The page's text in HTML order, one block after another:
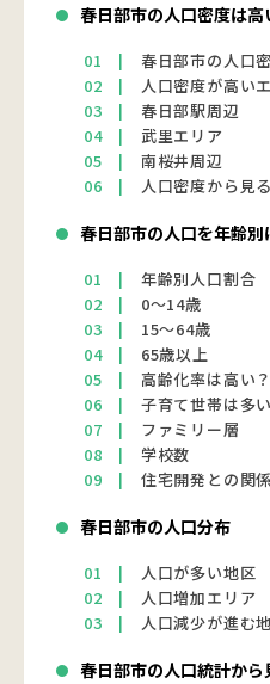
春日部市の人口密度は高
春日部市の人口
人口密度が高い
春日部駅周辺
武里エリア
南桜井周辺
人口密度から見
春日部市の人口を年齢別
年齢別人口割合
0〜14歳
15〜64歳
65歳以上
高齢化率は高い？
子育て世帯は多
ファミリー層
学校数
住宅開発との関係
春日部市の人口分布
人口が多い地区
人口増加エリア
人口減少が進む
春日部市の人口統計か